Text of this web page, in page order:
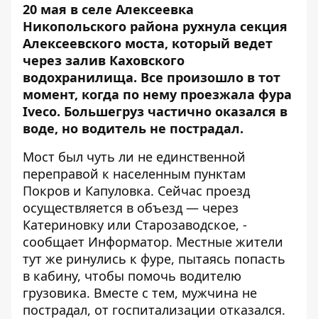
20 мая в селе Алексеевка
Никопольского района рухнула секция
Алексеевского моста, который ведет
через залив Каховского
водохранилища. Все произошло в тот
момент, когда по нему проезжала фура
Iveco. Большегруз частично оказался в
воде, но водитель не пострадал.
Мост был чуть ли не единственной
переправой к населенным пунктам
Покров и Капуловка. Сейчас проезд
осуществляется в объезд — через
Катериновку или Старозаводское, -
сообщает Информатор. Местные жители
тут же ринулись к фуре, пытаясь попасть
в кабину, чтобы помочь водителю
грузовика. Вместе с тем, мужчина не
пострадал, от госпитализации отказался.